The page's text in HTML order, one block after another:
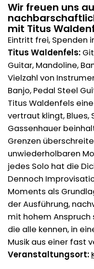
Wir freuen uns
mit Titus
Eintritt frei, Spenden
Titus Waldenfels:
Guitar, Mandoline,
Vielzahl von
Banjo, Pedal Steel
Titus Waldenfels
vertraut klingt, Blues,
Gassenhauer
Grenzen
unwiederholbaren
jedes Solo hat die
Dennoch
Moments als
der Ausführung,
mit hohem Anspruch
die alle kennen, in
Musik aus einer fast
Veranstaltungsort: